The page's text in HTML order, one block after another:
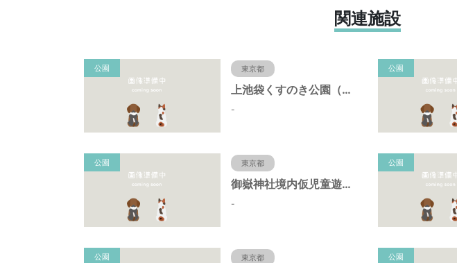
関連施設
公園 東京都
上池袋くすのき公園（東京都豊島区）
-
公園
公園 東京都
御嶽神社境内仮児童遊園（東京都豊島区）
-
公園
公園 東京都 公園